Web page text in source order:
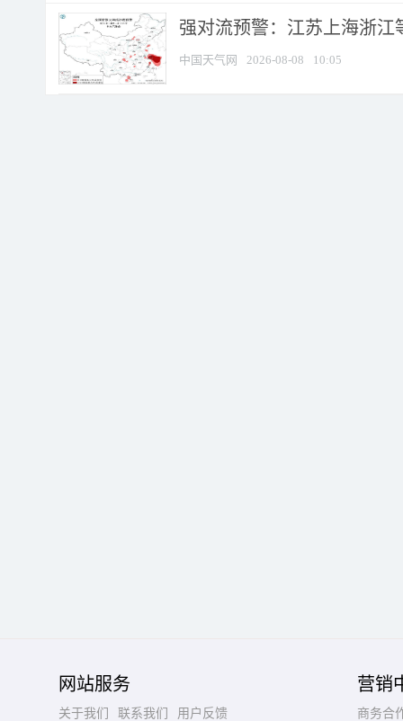
强对流预警：江苏上海浙江
中国天气网 2026-08-08 10:05
网站服务
关于我们 联系我们
用户反馈
营销
商务合